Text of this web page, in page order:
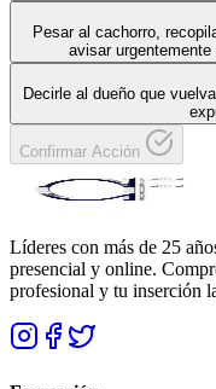
Pesar al cachorro,
avisar
Decirle al dueño que
Confirmar Acción
Líderes con más de 25
presencial y online.
profesional y tu inserción